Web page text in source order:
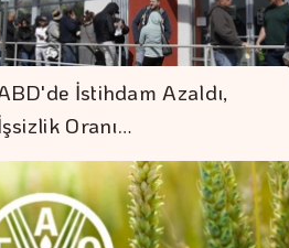
İstihdam Azaldı,
Oranı…
Dolar 47.70 Liradan
Açıldı
Küresel Gıda
Fiyatları 3,5 Yılın
Zirvesinde